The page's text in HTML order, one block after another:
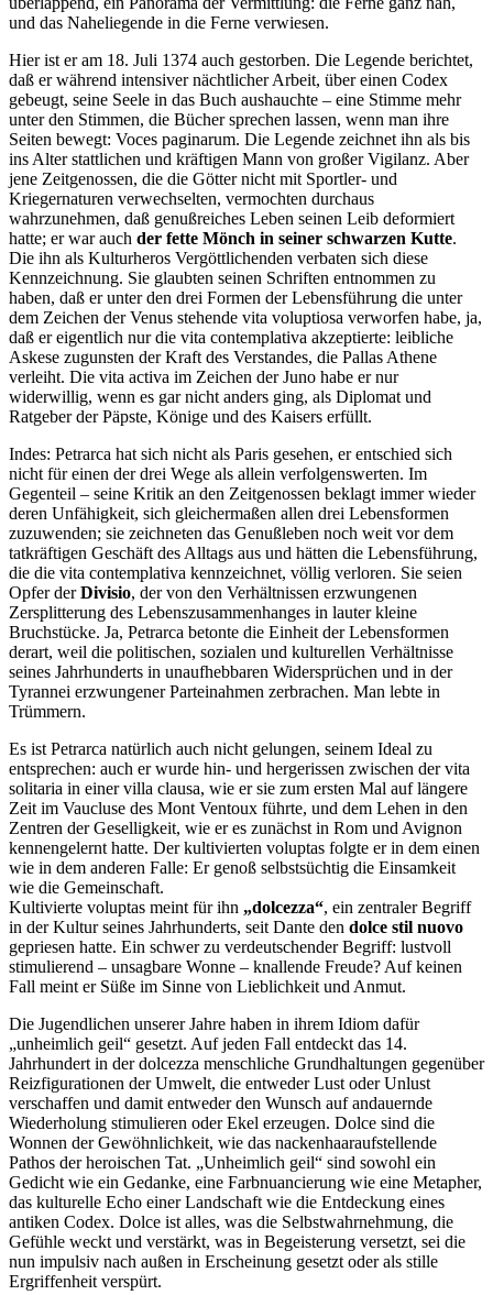
und das Naheliegende in die Ferne verwiesen.
Hier ist er am 18. Juli 1374 auch gestorben. Die Legende berichtet,
daß er während intensiver nächtlicher Arbeit, über einen Codex
gebeugt, seine Seele in das Buch aushauchte – eine Stimme mehr
unter den Stimmen, die Bücher sprechen lassen, wenn man ihre
Seiten bewegt: Voces paginarum. Die Legende zeichnet ihn als bis
ins Alter stattlichen und kräftigen Mann von großer Vigilanz. Aber
jene Zeitgenossen, die die Götter nicht mit Sportler- und
Kriegernaturen verwechselten, vermochten durchaus
wahrzunehmen, daß genußreiches Leben seinen Leib deformiert
hatte; er war auch der fette Mönch in seiner schwarzen Kutte.
Die ihn als Kulturheros Vergöttlichenden verbaten sich diese
Kennzeichnung. Sie glaubten seinen Schriften entnommen zu
haben, daß er unter den drei Formen der Lebensführung die unter
dem Zeichen der Venus stehende vita voluptiosa verworfen habe, ja,
daß er eigentlich nur die vita contemplativa akzeptierte: leibliche
Askese zugunsten der Kraft des Verstandes, die Pallas Athene
verleiht. Die vita activa im Zeichen der Juno habe er nur
widerwillig, wenn es gar nicht anders ging, als Diplomat und
Ratgeber der Päpste, Könige und des Kaisers erfüllt.
Indes: Petrarca hat sich nicht als Paris gesehen, er entschied sich
nicht für einen der drei Wege als allein verfolgenswerten. Im
Gegenteil – seine Kritik an den Zeitgenossen beklagt immer wieder
deren Unfähigkeit, sich gleichermaßen allen drei Lebensformen
zuzuwenden; sie zeichneten das Genußleben noch weit vor dem
tatkräftigen Geschäft des Alltags aus und hätten die Lebensführung,
die die vita contemplativa kennzeichnet, völlig verloren. Sie seien
Opfer derDivisio, der von den Verhältnissen erzwungenen
Zersplitterung des Lebenszusammenhanges in lauter kleine
Bruchstücke. Ja, Petrarca betonte die Einheit der Lebensformen
derart, weil die politischen, sozialen und kulturellen Verhältnisse
seines Jahrhunderts in unaufhebbaren Widersprüchen und in der
Tyrannei erzwungener Parteinahmen zerbrachen. Man lebte in
Trümmern.
Es ist Petrarca natürlich auch nicht gelungen, seinem Ideal zu
entsprechen: auch er wurde hin- und hergerissen zwischen der vita
solitaria in einer villa clausa, wie er sie zum ersten Mal auf längere
Zeit im Vaucluse des Mont Ventoux führte, und dem Lehen in den
Zentren der Geselligkeit, wie er es zunächst in Rom und Avignon
kennengelernt hatte. Der kultivierten voluptas folgte er in dem einen
wie in dem anderen Falle: Er genoß selbstsüchtig die Einsamkeit
wie die Gemeinschaft.
Kultivierte voluptas meint für ihn „dolcezza“, ein zentraler Begriff
in der Kultur seines Jahrhunderts, seit Dante den dolce stil nuovo
gepriesen hatte. Ein schwer zu verdeutschender Begriff: lustvoll
stimulierend – unsagbare Wonne – knallende Freude? Auf keinen
Fall meint er Süße im Sinne von Lieblichkeit und Anmut.
Die Jugendlichen unserer Jahre haben in ihrem Idiom dafür
„unheimlich geil“ gesetzt. Auf jeden Fall entdeckt das 14.
Jahrhundert in der dolcezza menschliche Grundhaltungen gegenüber
Reizfigurationen der Umwelt, die entweder Lust oder Unlust
verschaffen und damit entweder den Wunsch auf andauernde
Wiederholung stimulieren oder Ekel erzeugen. Dolce sind die
Wonnen der Gewöhnlichkeit, wie das nackenhaaraufstellende
Pathos der heroischen Tat. „Unheimlich geil“ sind sowohl ein
Gedicht wie ein Gedanke, eine Farbnuancierung wie eine Metapher,
das kulturelle Echo einer Landschaft wie die Entdeckung eines
antiken Codex. Dolce ist alles, was die Selbstwahrnehmung, die
Gefühle weckt und verstärkt, was in Begeisterung versetzt, sei die
nun impulsiv nach außen in Erscheinung gesetzt oder als stille
Ergriffenheit verspürt.